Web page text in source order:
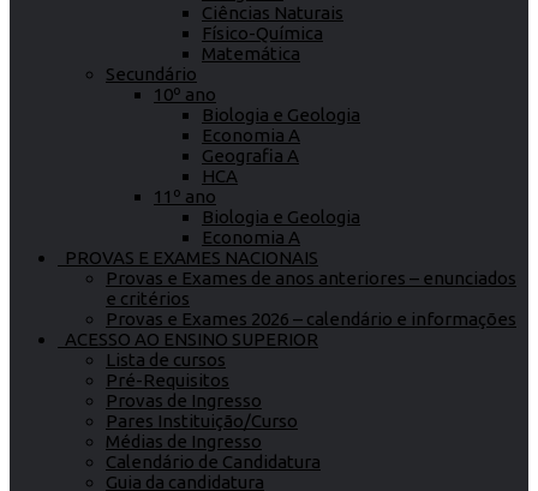
Ciências Naturais
Físico-Química
Matemática
Secundário
10º ano
Biologia e Geologia
Economia A
Geografia A
HCA
11º ano
Biologia e Geologia
Economia A
PROVAS E EXAMES NACIONAIS
Provas e Exames de anos anteriores – enunciados
e critérios
Provas e Exames 2026 – calendário e informações
ACESSO AO ENSINO SUPERIOR
Lista de cursos
Pré-Requisitos
Provas de Ingresso
Pares Instituição/Curso
Médias de Ingresso
Calendário de Candidatura
Guia da candidatura